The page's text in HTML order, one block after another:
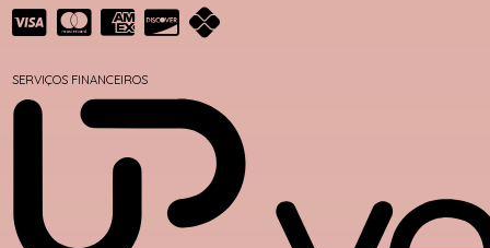
SERVIÇOS FINANCEIROS